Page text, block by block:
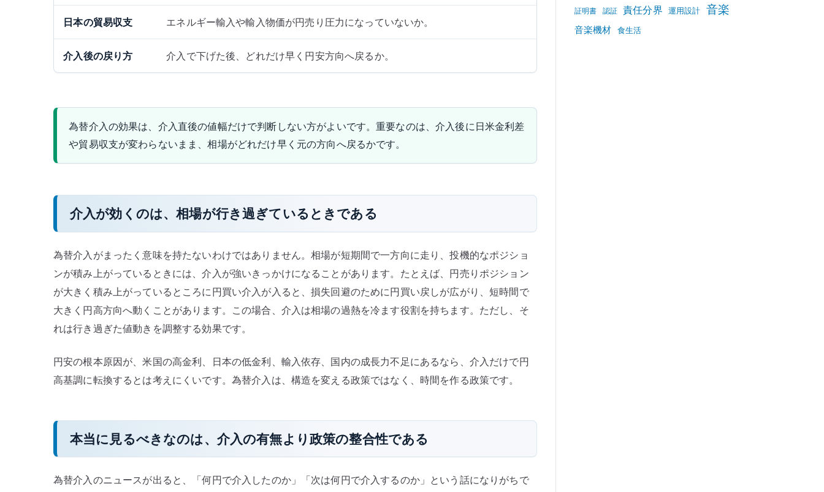
日本の貿易収支 エネルギー輸入や輸入物価が円売り圧力になっていないか。
介入後の戻り方 介入で下げた後、どれだけ早く円安方向へ戻るか。
為替介入の効果は、介入直後の値幅だけで判断しない方がよいです。重要なのは、介入後に日米金利差
や貿易収支が変わらないまま、相場がどれだけ早く元の方向へ戻るかです。
介入が効くのは、相場が行き過ぎているときである
為替介入がまったく意味を持たないわけではありません。相場が短期間で一方向に走り、投機的なポジショ
ンが積み上がっているときには、介入が強いきっかけになることがあります。たとえば、円売りポジション
が大きく積み上がっているところに円買い介入が入ると、損失回避のために円買い戻しが広がり、短時間で
大きく円高方向へ動くことがあります。この場合、介入は相場の過熱を冷ます役割を持ちます。ただし、そ
れは行き過ぎた値動きを調整する効果です。
円安の根本原因が、米国の高金利、日本の低金利、輸入依存、国内の成長力不足にあるなら、介入だけで円
高基調に転換するとは考えにくいです。為替介入は、構造を変える政策ではなく、時間を作る政策です。
本当に見るべきなのは、介入の有無より政策の整合性である
為替介入のニュースが出ると、「何円で介入したのか」「次は何円で介入するのか」という話になりがちで
証明書 認証 責任分界 運用設計 音楽
音楽機材 食生活